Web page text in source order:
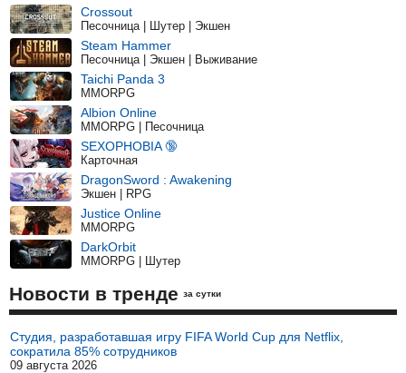
Crossout
Песочница | Шутер | Экшен
Steam Hammer
Песочница | Экшен | Выживание
Taichi Panda 3
MMORPG
Albion Online
MMORPG | Песочница
SEXOPHOBIA 🔞
Карточная
DragonSword : Awakening
Экшен | RPG
Justice Online
MMORPG
DarkOrbit
MMORPG | Шутер
Новости в тренде за сутки
Студия, разработавшая игру FIFA World Cup для Netflix,
сократила 85% сотрудников
09 августа 2026